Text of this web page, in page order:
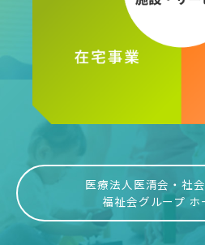
医療法人医清会・社
福祉会グループ ホ